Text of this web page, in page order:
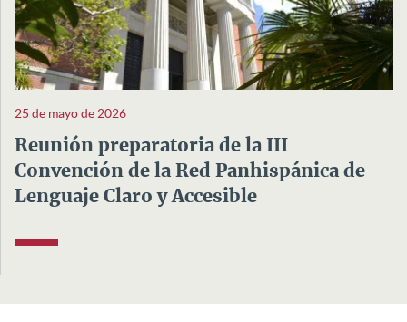
25 de mayo de 2026
Reunión preparatoria de la III
Convención de la Red Panhispánica de
Lenguaje Claro y Accesible